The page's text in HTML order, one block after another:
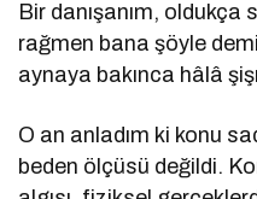
Bir danışanım, oldukça
rağmen bana şöyle
aynaya bakınca hâlâ
O an anladım ki konu
beden ölçüsü değildi.